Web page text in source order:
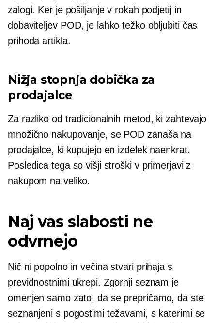
zalogi. Ker je pošiljanje v rokah podjetij in
dobaviteljev POD, je lahko težko obljubiti čas
prihoda artikla.
Nižja stopnja dobička za
prodajalce
Za razliko od tradicionalnih metod, ki zahtevajo
množično nakupovanje, se POD zanaša na
prodajalce, ki kupujejo en izdelek naenkrat.
Posledica tega so višji stroški v primerjavi z
nakupom na veliko.
Naj vas slabosti ne
odvrnejo
Nič ni popolno in večina stvari prihaja s
previdnostnimi ukrepi. Zgornji seznam je
omenjen samo zato, da se prepričamo, da ste
seznanjeni s pogostimi težavami, s katerimi se